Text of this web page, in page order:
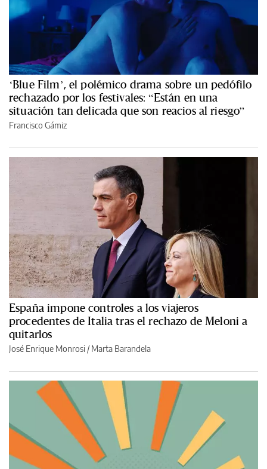
‘Blue Film’, el polémico drama sobre un pedófilo
rechazado por los festivales: “Están en una
situación tan delicada que son reacios al riesgo”
Francisco Gámiz
España impone controles a los viajeros
procedentes de Italia tras el rechazo de Meloni a
quitarlos
José Enrique Monrosi / Marta Barandela